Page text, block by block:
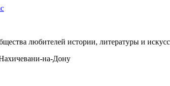
любителей истории, литературы и